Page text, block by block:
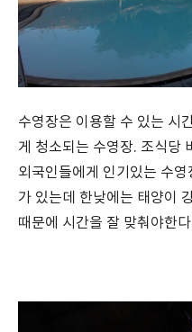
수영장은 이용할 수 있는 시
게 청소되는 수영장. 조식당
외국인들에게 인기있는 수
가 있는데 한낮에는 태양이
때문에 시간을 잘 맞춰야한